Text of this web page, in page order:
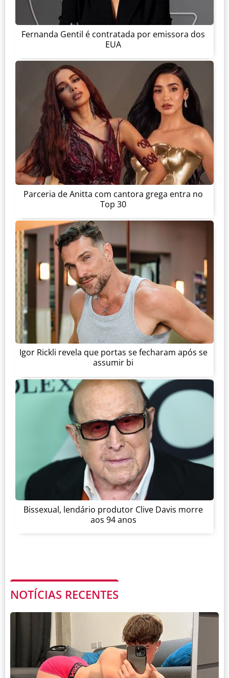
Fernanda Gentil é contratada por emissora dos
EUA
Parceria de Anitta com cantora grega entra no
Top 30
Igor Rickli revela que portas se fecharam após se
assumir bi
Bissexual, lendário produtor Clive Davis morre
aos 94 anos
NOTÍCIAS RECENTES